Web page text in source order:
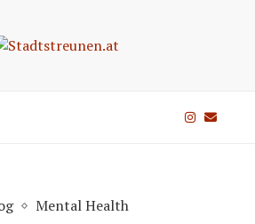
Mental Health